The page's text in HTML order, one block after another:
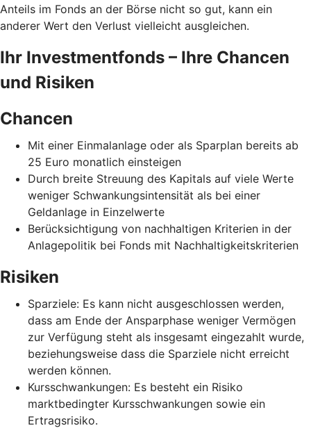
Anteils im Fonds an der Börse nicht so gut, kann ein
anderer Wert den Verlust vielleicht ausgleichen.
Ihr Investmentfonds – Ihre Chancen
und Risiken
Chancen
Mit einer Einmalanlage oder als Sparplan bereits ab
25 Euro monatlich einsteigen
Durch breite Streuung des Kapitals auf viele Werte
weniger Schwankungsintensität als bei einer
Geldanlage in Einzelwerte
Berücksichtigung von nachhaltigen Kriterien in der
Anlagepolitik bei Fonds mit Nachhaltigkeitskriterien
Risiken
Sparziele: Es kann nicht ausgeschlossen werden,
dass am Ende der Ansparphase weniger Vermögen
zur Verfügung steht als insgesamt eingezahlt wurde,
beziehungsweise dass die Sparziele nicht erreicht
werden können.
Kursschwankungen: Es besteht ein Risiko
marktbedingter Kursschwankungen sowie ein
Ertragsrisiko.